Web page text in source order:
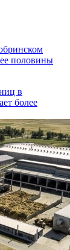
половины
в
более